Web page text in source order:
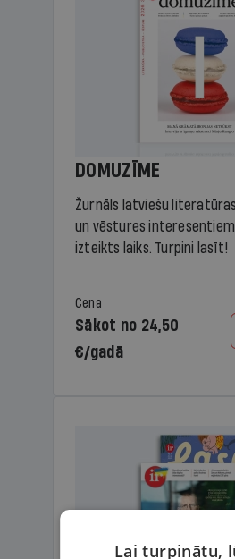
DOMUZĪME
Žurnāls latviešu
un vēstures
izteikts laiks. Turpini lasīt!
Cena
Sākot no 24,50
€/gadā
Lai turpinātu,